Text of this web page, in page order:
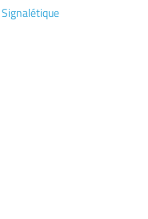
Signalétique